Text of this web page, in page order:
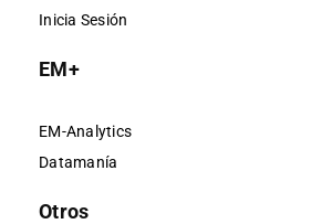
Inicia Sesión
EM+
EM-Analytics
Datamanía
Otros